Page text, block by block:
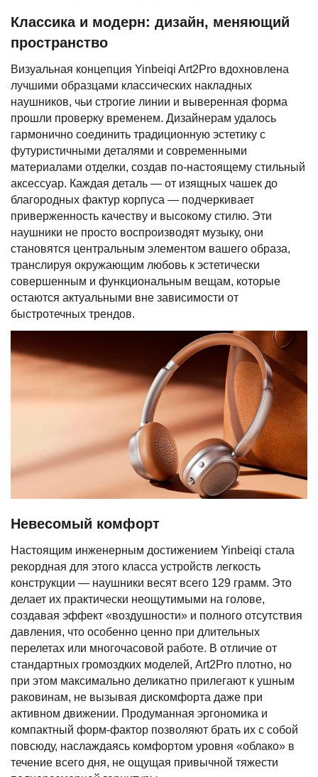
Классика и модерн: дизайн, меняющий
пространство
Визуальная концепция Yinbeiqi Art2Pro вдохновлена
лучшими образцами классических накладных
наушников, чьи строгие линии и выверенная форма
прошли проверку временем. Дизайнерам удалось
гармонично соединить традиционную эстетику с
футуристичными деталями и современными
материалами отделки, создав по-настоящему стильный
аксессуар. Каждая деталь — от изящных чашек до
благородных фактур корпуса — подчеркивает
приверженность качеству и высокому стилю. Эти
наушники не просто воспроизводят музыку, они
становятся центральным элементом вашего образа,
транслируя окружающим любовь к эстетически
совершенным и функциональным вещам, которые
остаются актуальными вне зависимости от
быстротечных трендов.
Невесомый комфорт
Настоящим инженерным достижением Yinbeiqi стала
рекордная для этого класса устройств легкость
конструкции — наушники весят всего 129 грамм. Это
делает их практически неощутимыми на голове,
создавая эффект «воздушности» и полного отсутствия
давления, что особенно ценно при длительных
перелетах или многочасовой работе. В отличие от
стандартных громоздких моделей, Art2Pro плотно, но
при этом максимально деликатно прилегают к ушным
раковинам, не вызывая дискомфорта даже при
активном движении. Продуманная эргономика и
компактный форм-фактор позволяют брать их с собой
повсюду, наслаждаясь комфортом уровня «облако» в
течение всего дня, не ощущая привычной тяжести